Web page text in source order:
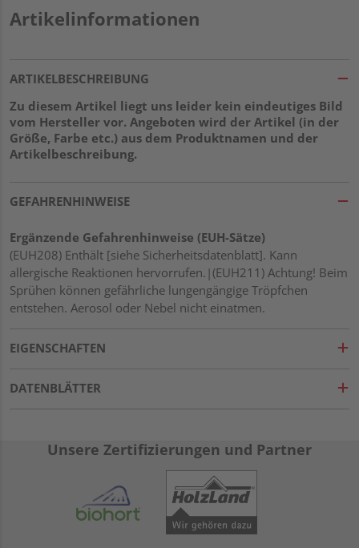
Artikelinformationen
ARTIKELBESCHREIBUNG
Zu diesem Artikel liegt uns leider kein eindeutiges Bild
vom Hersteller vor. Angeboten wird der Artikel (in der
Größe, Farbe etc.) aus dem Produktnamen und der
Artikelbeschreibung.
GEFAHRENHINWEISE
Ergänzende Gefahrenhinweise (EUH-Sätze)
(EUH208) Enthält [siehe Sicherheitsdatenblatt]. Kann
allergische Reaktionen hervorrufen.|(EUH211) Achtung! Beim
Sprühen können gefährliche lungengängige Tröpfchen
entstehen. Aerosol oder Nebel nicht einatmen.
EIGENSCHAFTEN
DATENBLÄTTER
Unsere Zertifizierungen und Partner